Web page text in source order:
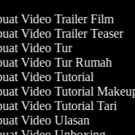
Video Trailer Film
Video Trailer Teaser
Video Tur
Video Tur Rumah
Video Tutorial
Video Tutorial Makeup
Video Tutorial Tari
Video Ulasan